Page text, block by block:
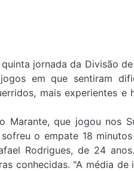
jornada da Divisão
em que sentiram
mais experientes e
Marante, que jogou nos
o empate 18
Rodrigues, de 24
conhecidas. "A média de